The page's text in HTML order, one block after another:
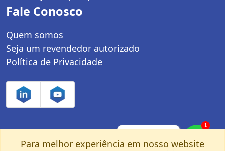
Fale Conosco
Quem somos
Seja um revendedor autorizado
Política de Privacidade
Controle Net Tecnologia LTDA | CNPJ:
03.247.280/0001-25 | Av. dos Carinás, 660 -
Para melhor experiência em nosso website
1
nosso Whatsapp!